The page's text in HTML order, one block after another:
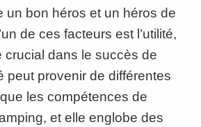
un bon héros et un héros de
de ces facteurs est l’utilité,
crucial dans le succès de
peut provenir de différentes
les compétences de
et elle englobe des